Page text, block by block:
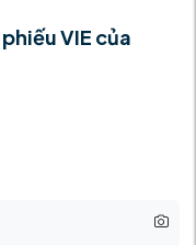
VIE của